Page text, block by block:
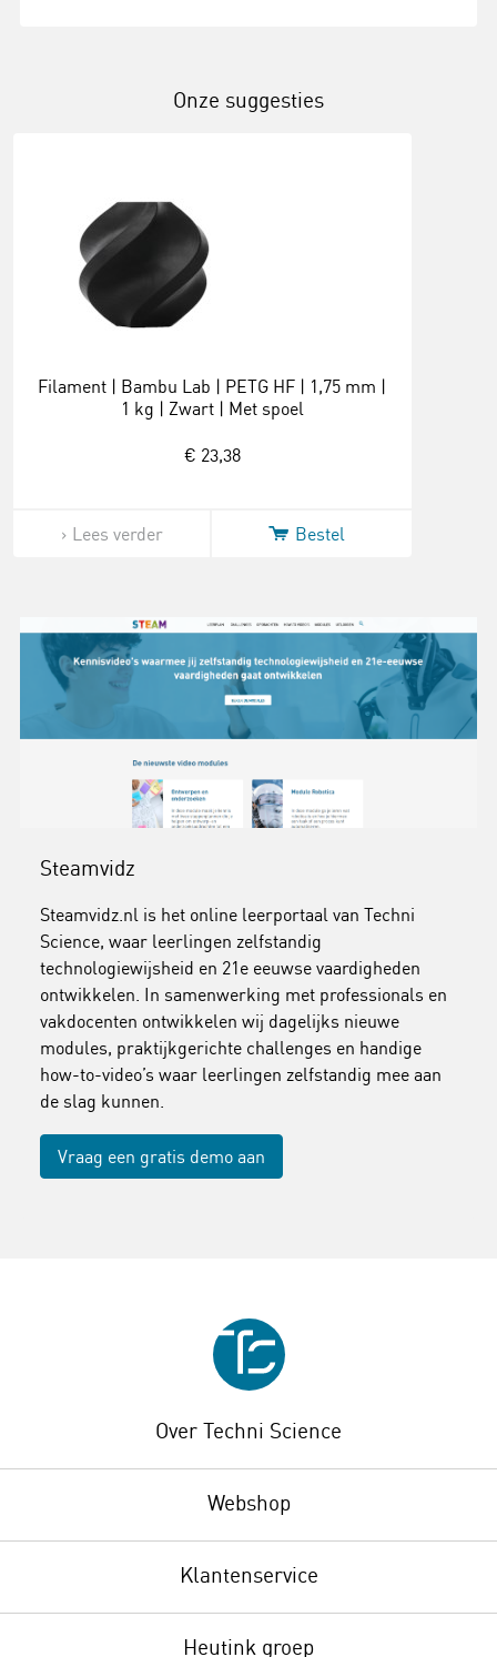
Onze suggesties
Filament | Bambu Lab | PETG HF | 1,75 mm |
1 kg | Zwart | Met spoel
€ 23,38
Lees verder Bestel
Steamvidz
Steamvidz.nl is het online leerportaal van Techni
Science, waar leerlingen zelfstandig
technologiewijsheid en 21e eeuwse vaardigheden
ontwikkelen. In samenwerking met professionals en
vakdocenten ontwikkelen wij dagelijks nieuwe
modules, praktijkgerichte challenges en handige
how-to-video’s waar leerlingen zelfstandig mee aan
de slag kunnen.
Vraag een gratis demo aan
Over Techni Science
Webshop
Klantenservice
Heutink groep